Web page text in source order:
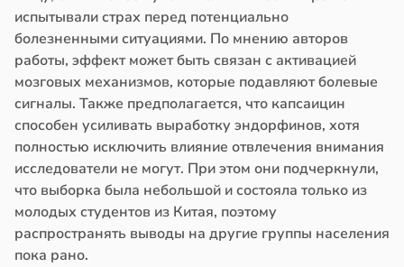
испытывали страх перед потенциально
болезненными ситуациями. По мнению авторов
работы, эффект может быть связан с активацией
мозговых механизмов, которые подавляют болевые
сигналы. Также предполагается, что капсаицин
способен усиливать выработку эндорфинов, хотя
полностью исключить влияние отвлечения внимания
исследователи не могут. При этом они подчеркнули,
что выборка была небольшой и состояла только из
молодых студентов из Китая, поэтому
распространять выводы на другие группы населения
пока рано.